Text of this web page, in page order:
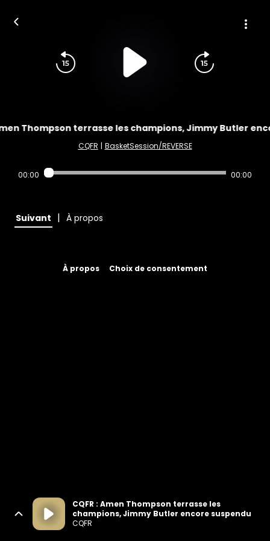
Thompson terrasse les champions, Jimmy Butler
CQFR | BasketSession/REVERSE
00:00 00:00
Suivant | À propos
À propos Choix de consentement
CQFR : Amen Thompson terrasse les
champions, Jimmy Butler encore suspendu
CQFR